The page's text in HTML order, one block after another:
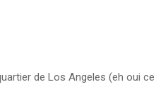
de Los Angeles (eh oui ce